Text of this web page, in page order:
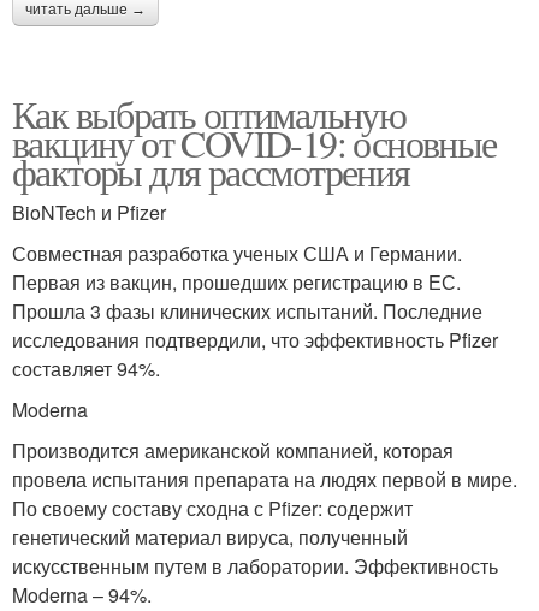
читать дальше →
Как выбрать оптимальную
вакцину от COVID-19: основные
факторы для рассмотрения
BioNTech и Pfizer
Совместная разработка ученых США и Германии.
Первая из вакцин, прошедших регистрацию в ЕС.
Прошла 3 фазы клинических испытаний. Последние
исследования подтвердили, что эффективность Pfizer
составляет 94%.
Moderna
Производится американской компанией, которая
провела испытания препарата на людях первой в мире.
По своему составу сходна с Pfizer: содержит
генетический материал вируса, полученный
искусственным путем в лаборатории. Эффективность
Moderna – 94%.